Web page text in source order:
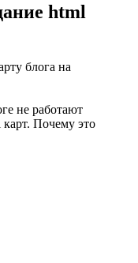
html
блога на
не работают
Почему это